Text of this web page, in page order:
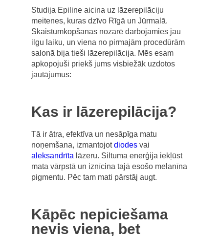
Studija Epiline aicina uz lāzerepilāciju
meitenes, kuras dzīvo Rīgā un Jūrmalā.
Skaistumkopšanas nozarē darbojamies jau
ilgu laiku, un viena no pirmajām procedūrām
salonā bija tieši lāzerepilācija. Mēs esam
apkopojuši priekš jums visbiežāk uzdotos
jautājumus:
Kas ir lāzerepilācija?
Tā ir ātra, efektīva un nesāpīga matu
noņemšana, izmantojotdiodes vai
aleksandrīta lāzeru. Siltuma enerģija iekļūst
mata vārpstā un iznīcina tajā esošo melanīna
pigmentu. Pēc tam mati pārstāj augt.
Kāpēc nepiciešama
nevis viena, bet